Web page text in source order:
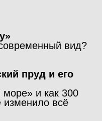
вид?
пруд и его
море» и как 300
изменило всё